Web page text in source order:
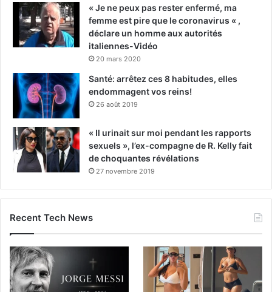
« Je ne peux pas rester enfermé, ma
femme est pire que le coronavirus « ,
déclare un homme aux autorités
italiennes-Vidéo
20 mars 2020
Santé: arrêtez ces 8 habitudes, elles
endommagent vos reins!
26 août 2019
« Il urinait sur moi pendant les rapports
sexuels », l’ex-compagne de R. Kelly fait
de choquantes révélations
27 novembre 2019
Recent Tech News